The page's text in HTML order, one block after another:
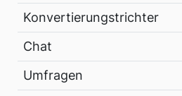
Konvertierungstrichter
Chat
Umfragen